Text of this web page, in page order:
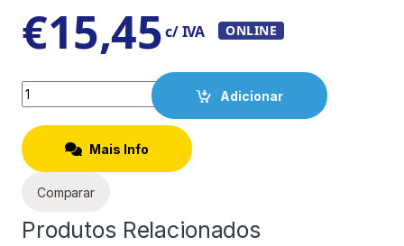
€15,45c/ IVA ONLINE
Quantity
Adicionar
Mais Info
Comparar
Produtos Relacionados